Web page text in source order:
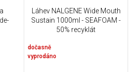
Láhev NALGENE Wide Mouth
Sustain 1000ml - SEAFOAM -
50% recyklát
dočasně
vyprodáno